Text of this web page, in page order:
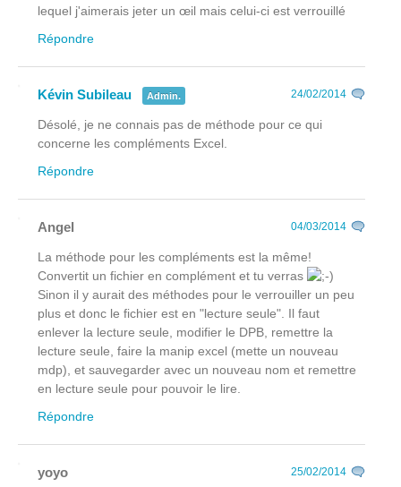
lequel j'aimerais jeter un œil mais celui-ci est verrouillé
Répondre
Kévin Subileau Admin. 24/02/2014
Désolé, je ne connais pas de méthode pour ce qui
concerne les compléments Excel.
Répondre
Angel 04/03/2014
La méthode pour les compléments est la même!
Convertit un fichier en complément et tu verras
Sinon il y aurait des méthodes pour le verrouiller un peu
plus et donc le fichier est en "lecture seule". Il faut
enlever la lecture seule, modifier le DPB, remettre la
lecture seule, faire la manip excel (mette un nouveau
mdp), et sauvegarder avec un nouveau nom et remettre
en lecture seule pour pouvoir le lire.
Répondre
yoyo 25/02/2014